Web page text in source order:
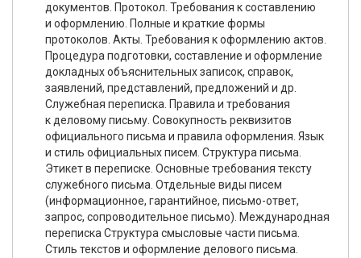
документов. Протокол. Требования к составлению
и оформлению. Полные и краткие формы
протоколов. Акты. Требования к оформлению актов.
Процедура подготовки, составление и оформление
докладных объяснительных записок, справок,
заявлений, представлений, предложений и др.
Служебная переписка. Правила и требования
к деловому письму. Совокупность реквизитов
официального письма и правила оформления. Язык
и стиль официальных писем. Структура письма.
Этикет в переписке. Основные требования тексту
служебного письма. Отдельные виды писем
(информационное, гарантийное, письмо-ответ,
запрос, сопроводительное письмо). Международная
переписка Структура смысловые части письма.
Стиль текстов и оформление делового письма.